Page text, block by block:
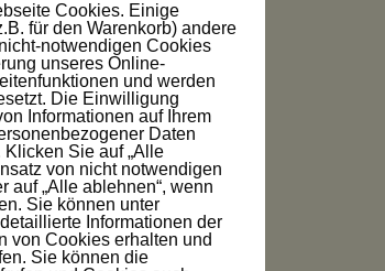
Cookies. Einige
für den Warenkorb) andere
notwendigen Cookies
unseres Online-
und werden
Die Einwilligung
Informationen auf Ihrem
Daten
Sie auf „Alle
von nicht notwendigen
„Alle ablehnen“, wenn
Sie können unter
Informationen der
von Cookies erhalten und
Sie können die